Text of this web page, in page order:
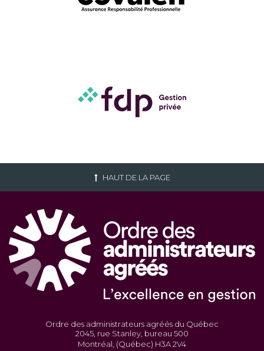
HAUT DE LA PAGE
Ordre des administrateurs agréés du Québec
2045, rue Stanley, bureau 500
Montréal, (Québec) H3A 2V4